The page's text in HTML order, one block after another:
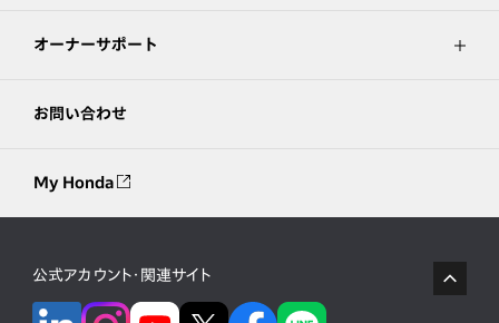
オーナーサポート
お問い合わせ
My Honda
公式アカウント・関連サイト